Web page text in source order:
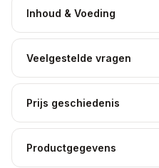
Inhoud & Voeding
Veelgestelde vragen
Prijs geschiedenis
Productgegevens